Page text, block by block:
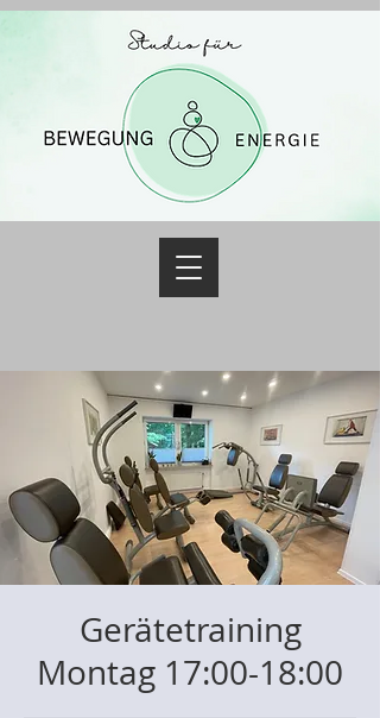
Gerätetraining
Montag 17:00-18:00